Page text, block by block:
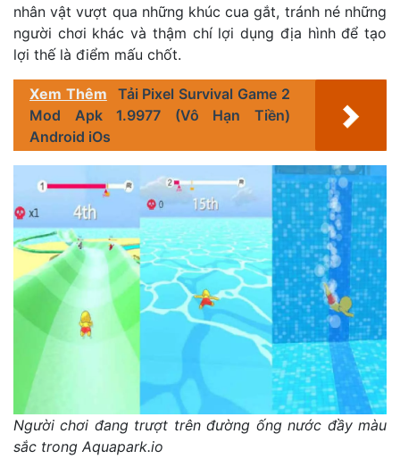
nhân vật vượt qua những khúc cua gắt, tránh né những
người chơi khác và thậm chí lợi dụng địa hình để tạo
lợi thế là điểm mấu chốt.
Xem Thêm
Tải Pixel Survival Game 2
Mod Apk 1.9977 (Vô Hạn Tiền)
Android iOs
Người chơi đang trượt trên đường ống nước đầy màu
sắc trong Aquapark.io